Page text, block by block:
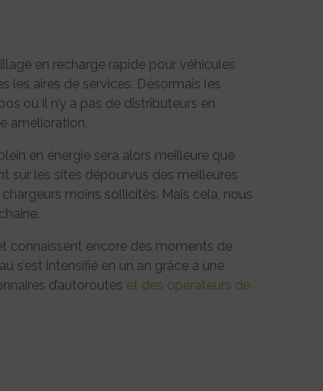
en recharge rapide pour véhicules
les aires de services. Désormais les
où il n’y a pas de distributeurs en
amélioration.
en énergie sera alors meilleure que
sur les sites dépourvus des meilleures
moins sollicités. Mais cela, nous
connaissent encore des moments de
s’est intensifié en un an grâce à une
d’autoroutes et des opérateurs de